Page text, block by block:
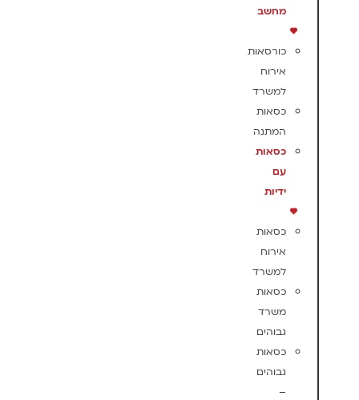
מחשב
כורסאות
אירוח
למשרד
כסאות
המתנה
כסאות
עם
ידיות
כסאות
אירוח
למשרד
כסאות
משרד
גבוהים
כסאות
גבוהים
–